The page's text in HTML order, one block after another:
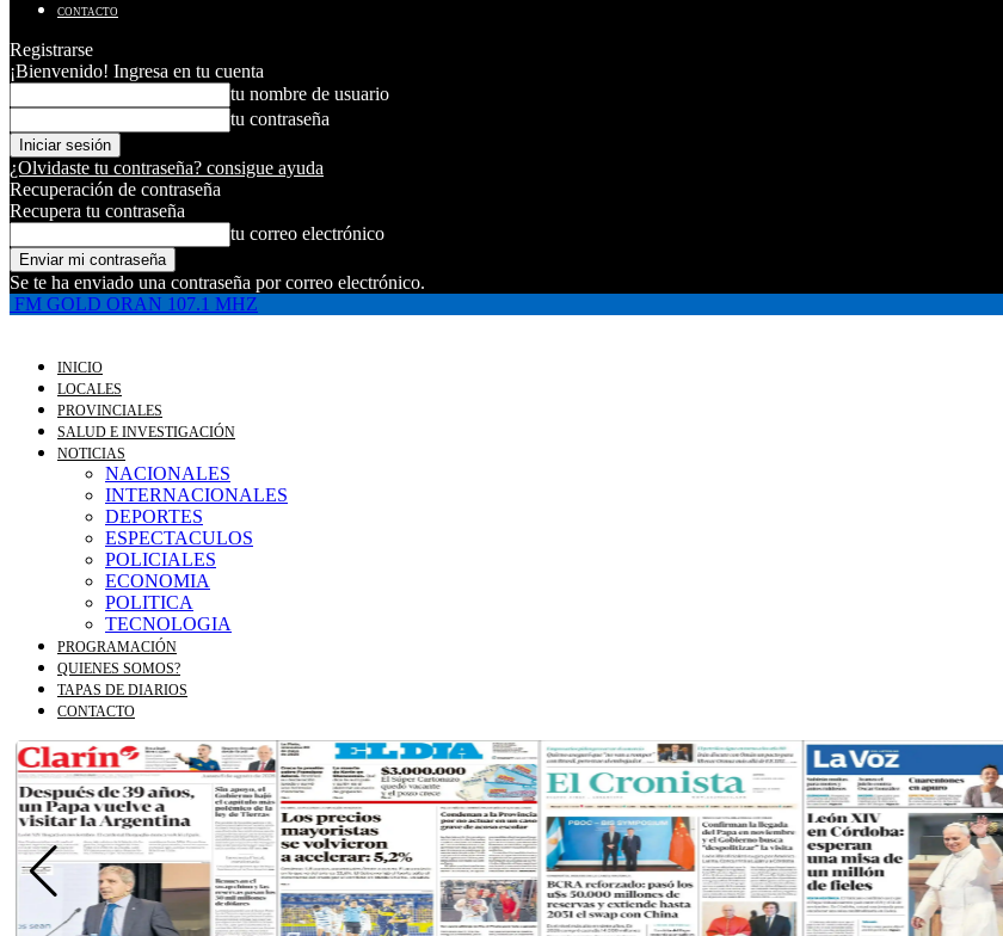
CONTACTO
Registrarse
¡Bienvenido! Ingresa en tu cuenta
tu nombre de usuario
tu contraseña
¿Olvidaste tu contraseña? consigue ayuda
Recuperación de contraseña
Recupera tu contraseña
tu correo electrónico
Se te ha enviado una contraseña por correo electrónico.
FM GOLD ORAN 107.1 MHZ
INICIO
LOCALES
PROVINCIALES
SALUD E INVESTIGACIÓN
NOTICIAS
NACIONALES
INTERNACIONALES
DEPORTES
ESPECTACULOS
POLICIALES
ECONOMIA
POLITICA
TECNOLOGIA
PROGRAMACIÓN
QUIENES SOMOS?
TAPAS DE DIARIOS
CONTACTO